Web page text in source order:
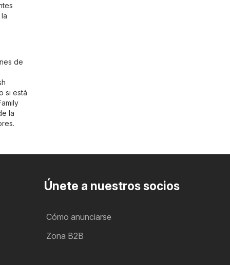
de
si está
la
Únete a nuestros socios
Cómo anunciarse
Zona B2B